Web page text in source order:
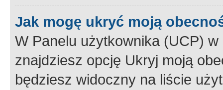
Jak mogę ukryć moją
W Panelu użytkownika (UCP) w
znajdziesz opcję Ukryj moją
będziesz widoczny na liście